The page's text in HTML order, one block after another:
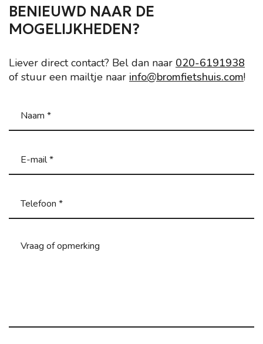
BENIEUWD NAAR DE
MOGELIJKHEDEN?
Liever direct contact? Bel dan naar 020-6191938
of stuur een mailtje naar info@bromfietshuis.com!